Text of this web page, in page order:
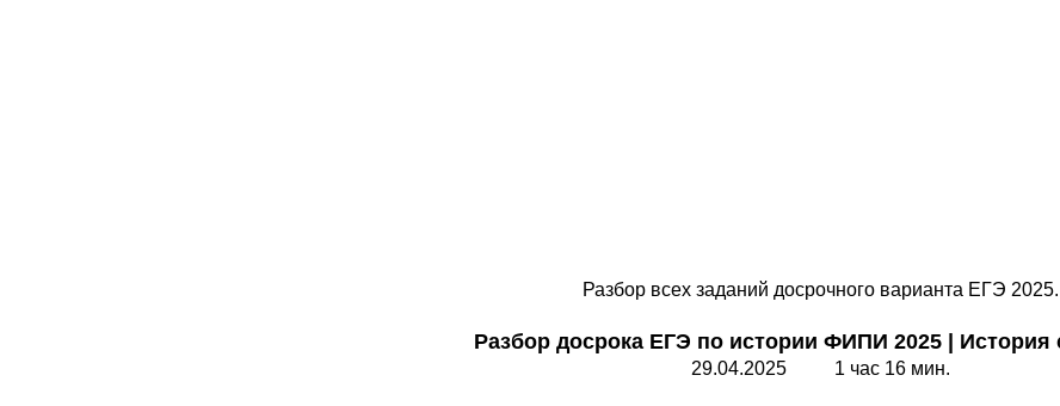
Разбор всех заданий досрочного варианта ЕГЭ 2025.
Разбор досрока ЕГЭ по истории ФИПИ 2025 История
29.04.2025 1 час 16 мин.